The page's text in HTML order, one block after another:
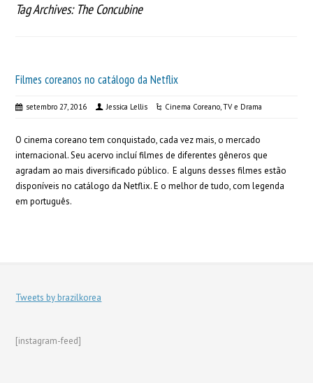
Tag Archives: The Concubine
Filmes coreanos no catálogo da Netflix
setembro 27, 2016 Jessica Lellis Cinema Coreano,TV e Drama
O cinema coreano tem conquistado, cada vez mais, o mercado
internacional. Seu acervo incluí filmes de diferentes gêneros que
agradam ao mais diversificado público. E alguns desses filmes estão
disponíveis no catálogo da Netflix. E o melhor de tudo, com legenda
em português.
Tweets by brazilkorea
[instagram-feed]